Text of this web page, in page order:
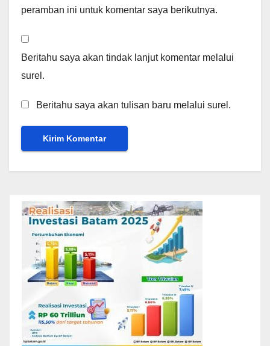
peramban ini untuk komentar saya berikutnya.
Beritahu saya akan tindak lanjut komentar melalui
surel.
Beritahu saya akan tulisan baru melalui surel.